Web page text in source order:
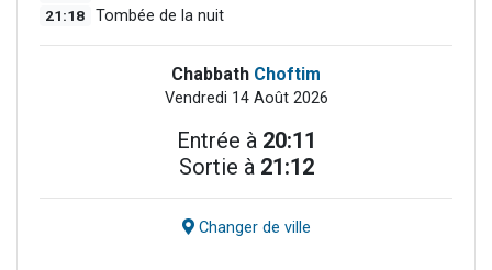
21:18 Tombée de la nuit
Chabbath Choftim
Vendredi 14 Août 2026
Entrée à 20:11
Sortie à 21:12
Changer de ville